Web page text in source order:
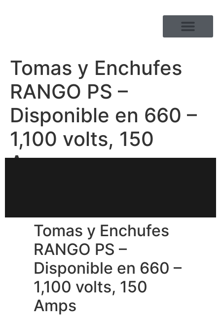
Tomas y Enchufes
RANGO PS –
Disponible en 660 –
1,100 volts, 150
Amps
Tomas y Enchufes
RANGO PS –
Disponible en 660 –
1,100 volts, 150
Amps